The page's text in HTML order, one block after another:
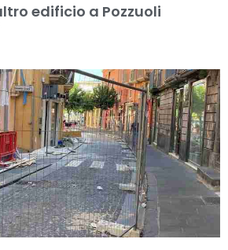
edificio a Pozzuoli